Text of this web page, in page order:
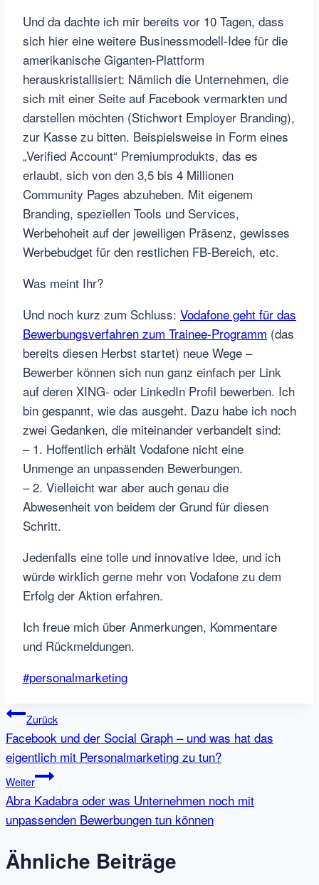
Und da dachte ich mir bereits vor 10 Tagen, dass
sich hier eine weitere Businessmodell-Idee für die
amerikanische Giganten-Plattform
herauskristallisiert: Nämlich die Unternehmen, die
sich mit einer Seite auf Facebook vermarkten und
darstellen möchten (Stichwort Employer Branding),
zur Kasse zu bitten. Beispielsweise in Form eines
„Verified Account“ Premiumprodukts, das es
erlaubt, sich von den 3,5 bis 4 Millionen
Community Pages abzuheben. Mit eigenem
Branding, speziellen Tools und Services,
Werbehoheit auf der jeweiligen Präsenz, gewisses
Werbebudget für den restlichen FB-Bereich, etc.
Was meint Ihr?
Und noch kurz zum Schluss: Vodafone geht für das
Bewerbungsverfahren zum Trainee-Programm (das
bereits diesen Herbst startet) neue Wege –
Bewerber können sich nun ganz einfach per Link
auf deren XING- oder LinkedIn Profil bewerben. Ich
bin gespannt, wie das ausgeht. Dazu habe ich noch
zwei Gedanken, die miteinander verbandelt sind:
– 1. Hoffentlich erhält Vodafone nicht eine
Unmenge an unpassenden Bewerbungen.
– 2. Vielleicht war aber auch genau die
Abwesenheit von beidem der Grund für diesen
Schritt.
Jedenfalls eine tolle und innovative Idee, und ich
würde wirklich gerne mehr von Vodafone zu dem
Erfolg der Aktion erfahren.
Ich freue mich über Anmerkungen, Kommentare
und Rückmeldungen.
Schlagworte:
#personalmarketing
Beitragsnavigation
Zurück
Facebook und der Social Graph – und was hat das
eigentlich mit Personalmarketing zu tun?
Weiter
Abra Kadabra oder was Unternehmen noch mit
unpassenden Bewerbungen tun können
Ähnliche Beiträge